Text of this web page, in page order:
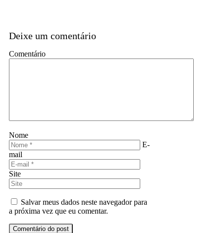
Deixe um comentário
Comentário
Nome
E-
mail
Site
Salvar meus dados neste navegador para
a próxima vez que eu comentar.